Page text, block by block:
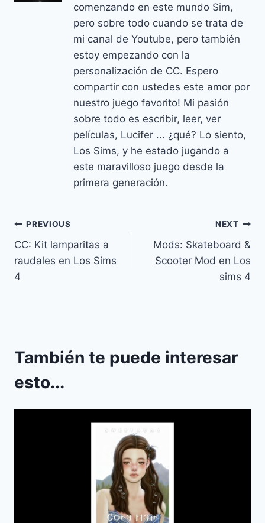
comenzando en este mundo Sim,
pero sobre todo cuando se trata de
mi canal de Youtube, pero también
estoy empezando con la
personalización de CC. Espero
compartir con ustedes este amor por
nuestro juego favorito! Mi pasión
sobre todo es escribir, leer, ver
películas, Lucifer ... ¿qué? Lo siento,
Los Sims, y he estado jugando a
este maravilloso juego desde la
primera generación.
Navegación
de
entradas
PREVIOUS
CC: Kit lamparitas a
raudales en Los Sims
4
NEXT
Mods: Skateboard &
Scooter Mod en Los
sims 4
También te puede interesar
esto...